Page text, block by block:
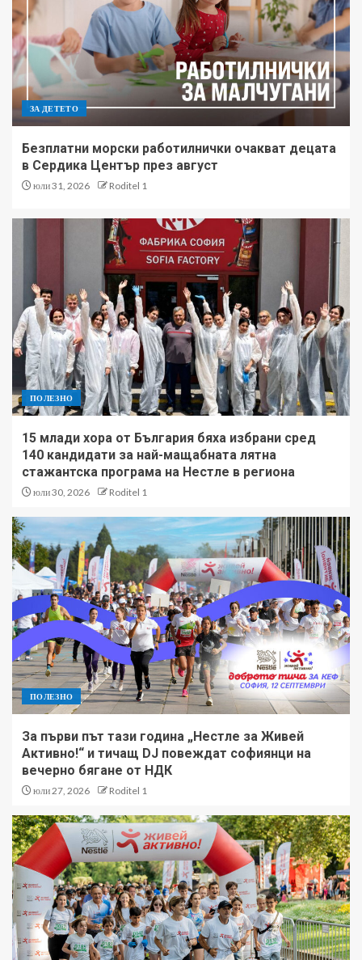
ЗА ДЕТЕТО
Безплатни морски работилнички очакват децата
в Сердика Център през август
юли 31, 2026 Roditel 1
ПОЛЕЗНО
15 млади хора от България бяха избрани сред
140 кандидати за най-мащабната лятна
стажантска програма на Нестле в региона
юли 30, 2026 Roditel 1
ПОЛЕЗНО
За първи път тази година „Нестле за Живей
Активно!“ и тичащ DJ повеждат софиянци на
вечерно бягане от НДК
юли 27, 2026 Roditel 1